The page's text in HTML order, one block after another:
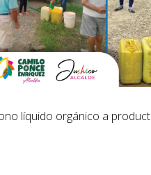
líquido orgánico a